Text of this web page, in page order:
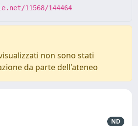
11568/144464
non sono stati
da parte dell'ateneo
ND